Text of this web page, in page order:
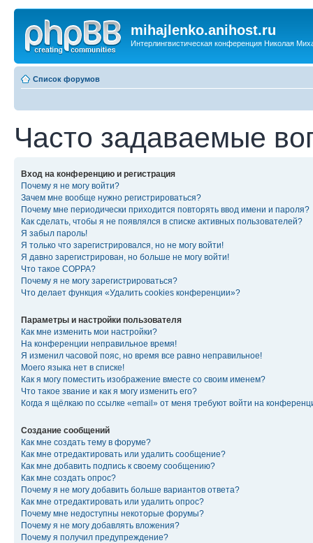
mihajlenko.anihost.ru
Интерлингвистическая конференция Николая
Список форумов
Часто задаваемые
Вход на конференцию и регистрация
Почему я не могу войти?
Зачем мне вообще нужно регистрироваться?
Почему мне периодически приходится повторять ввод имени и пароля?
Как сделать, чтобы я не появлялся в списке активных пользователей?
Я забыл пароль!
Я только что зарегистрировался, но не могу войти!
Я давно зарегистрирован, но больше не могу войти!
Что такое COPPA?
Почему я не могу зарегистрироваться?
Что делает функция «Удалить cookies конференции»?
Параметры и настройки пользователя
Как мне изменить мои настройки?
На конференции неправильное время!
Я изменил часовой пояс, но время все равно неправильное!
Моего языка нет в списке!
Как я могу поместить изображение вместе со своим именем?
Что такое звание и как я могу изменить его?
Когда я щёлкаю по ссылке «email» от меня требуют войти на
Создание сообщений
Как мне создать тему в форуме?
Как мне отредактировать или удалить сообщение?
Как мне добавить подпись к своему сообщению?
Как мне создать опрос?
Почему я не могу добавить больше вариантов ответа?
Как мне отредактировать или удалить опрос?
Почему мне недоступны некоторые форумы?
Почему я не могу добавлять вложения?
Почему я получил предупреждение?